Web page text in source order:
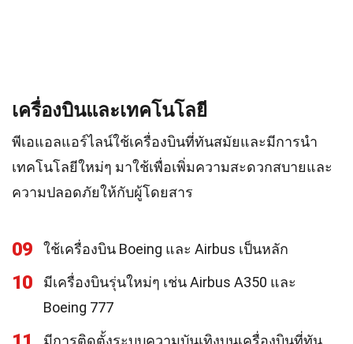
เครื่องบินและเทคโนโลยี
พีเอแอลแอร์ไลน์ใช้เครื่องบินที่ทันสมัยและมีการนำ
เทคโนโลยีใหม่ๆ มาใช้เพื่อเพิ่มความสะดวกสบายและ
ความปลอดภัยให้กับผู้โดยสาร
09 ใช้เครื่องบิน Boeing และ Airbus เป็นหลัก
10
มีเครื่องบินรุ่นใหม่ๆ เช่น Airbus A350 และ
Boeing 777
มีการติดตั้งระบบความบันเทิงบนเครื่องบินที่ทัน